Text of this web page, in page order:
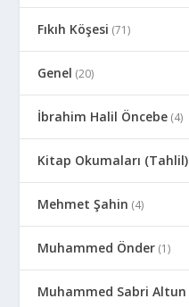
Fıkıh Köşesi (71)
Genel (20)
İbrahim Halil Öncebe (4)
Kitap Okumaları (Tahlil)
Mehmet Şahin (4)
Muhammed Önder (1)
Muhammed Sabri Altun